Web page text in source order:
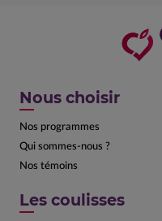
Nous choisir
Nos programmes
Qui sommes-nous ?
Nos témoins
Les coulisses